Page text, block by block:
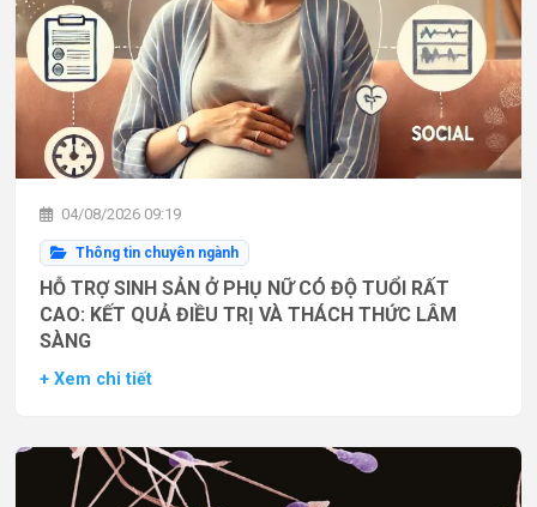
04/08/2026 09:19
Thông tin chuyên ngành
HỖ TRỢ SINH SẢN Ở PHỤ NỮ CÓ ĐỘ TUỔI RẤT
CAO: KẾT QUẢ ĐIỀU TRỊ VÀ THÁCH THỨC LÂM
SÀNG
+ Xem chi tiết